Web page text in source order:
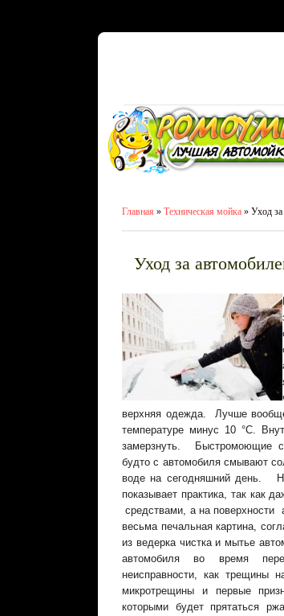
Главная » Техническая мойка » Уход
Уход за
верхняя одежда. Лучше
температуре минус 10 °С.
замерзнуть. Быстромоющие
будто с автомобиля смывают
воде на сегодняшний день.
показывает практика, так как
средствами, а на поверхности
весьма печальная картина,
из ведерка чистка и мытье
автомобиля во время
неисправности, как трещины
микротрещины и первые
которыми будет прятаться